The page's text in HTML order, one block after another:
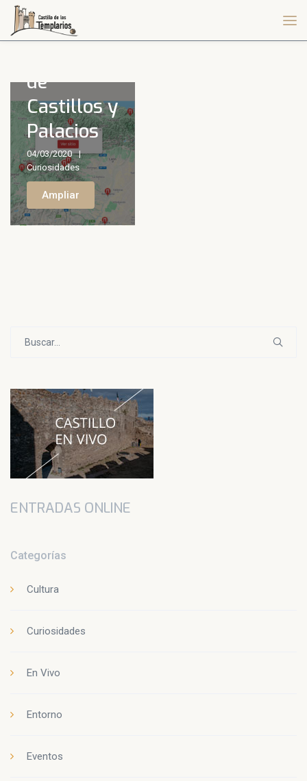
Red
de
Castillos y
Palacios
04/03/2020
Curiosidades
Ampliar
ENTRADAS ONLINE
Categorías
Cultura
Curiosidades
En Vivo
Entorno
Eventos